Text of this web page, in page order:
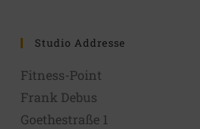
Studio Addresse
Fitness-Point
Frank Debus
Goethestraße 1